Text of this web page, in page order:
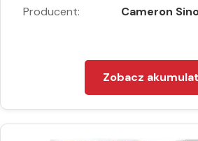
Producent: Cameron
Zobacz